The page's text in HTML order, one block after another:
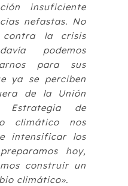
insuficiente
nefastas. No
contra la crisis
podemos
para sus
ya se perciben
de la Unión
Estrategia de
climático nos
intensificar los
hoy,
construir un
climático».